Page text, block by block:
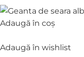
Adaugă în coș
Adaugă în wishlist